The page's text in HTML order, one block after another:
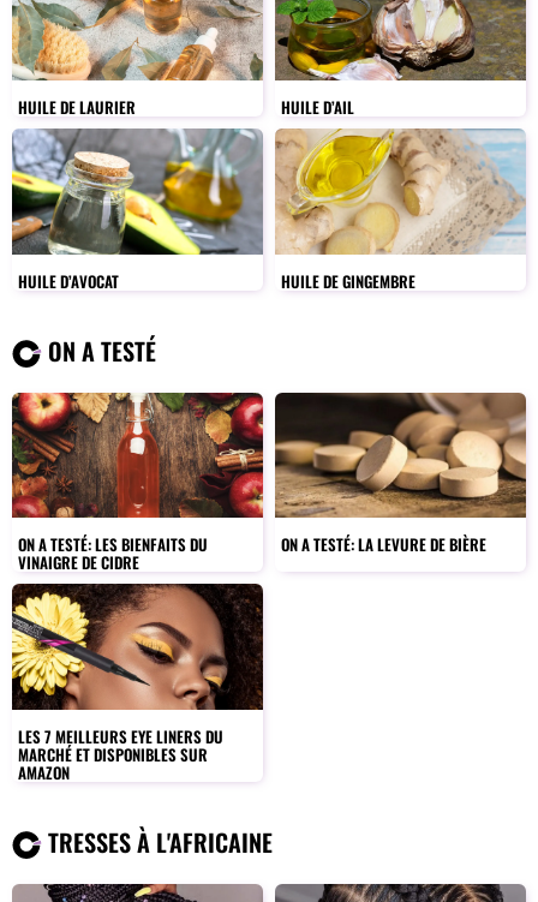
HUILE DE LAURIER HUILE D’AIL
HUILE D’AVOCAT HUILE DE GINGEMBRE
ON A TESTÉ
ON A TESTÉ: LES BIENFAITS DU
VINAIGRE DE CIDRE
ON A TESTÉ: LA LEVURE DE BIÈRE
LES 7 MEILLEURS EYE LINERS DU
MARCHÉ ET DISPONIBLES SUR
AMAZON
TRESSES À L'AFRICAINE